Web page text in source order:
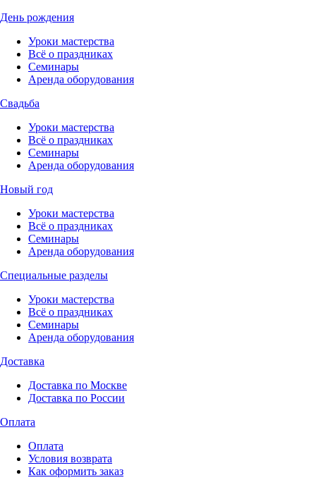
День рождения
Уроки мастерства
Всё о праздниках
Семинары
Аренда оборудования
Свадьба
Уроки мастерства
Всё о праздниках
Семинары
Аренда оборудования
Новый год
Уроки мастерства
Всё о праздниках
Семинары
Аренда оборудования
Специальные разделы
Уроки мастерства
Всё о праздниках
Семинары
Аренда оборудования
Доставка
Доставка по Москве
Доставка по России
Оплата
Оплата
Условия возврата
Как оформить заказ